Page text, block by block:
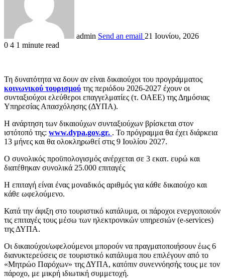
admin Send an email 21 Ιουνίου, 2026
0 4 1 minute read
Τη δυνατότητα να δουν αν είναι δικαιούχοι του προγράμματος
κοινωνικού τουρισμού της περιόδου 2026-2027 έχουν οι
συνταξιούχοι ελεύθεροι επαγγελματίες (τ. ΟΑΕΕ) της Δημόσιας
Υπηρεσίας Απασχόλησης (ΔΥΠΑ).
Η ανάρτηση των δικαιούχων συνταξιούχων βρίσκεται στον
ιστότοπό της: www.dypa.gov.gr. . Το πρόγραμμα θα έχει διάρκεια
13 μήνες και θα ολοκληρωθεί στις 9 Ιουλίου 2027.
Ο συνολικός προϋπολογισμός ανέρχεται σε 3 εκατ. ευρώ και
διατέθηκαν συνολικά 25.000 επιταγές
Η επιταγή είναι ένας μοναδικός αριθμός για κάθε δικαιούχο και
κάθε ωφελούμενο.
Κατά την άφιξη στο τουριστικό κατάλυμα, οι πάροχοι ενεργοποιούν
τις επιταγές τους μέσω των ηλεκτρονικών υπηρεσιών (e-services)
της ΔΥΠΑ.
Οι δικαιούχοι/ωφελούμενοι μπορούν να πραγματοποιήσουν έως 6
διανυκτερεύσεις σε τουριστικό κατάλυμα που επιλέγουν από το
«Μητρώο Παρόχων» της ΔΥΠΑ, κατόπιν συνεννόησής τους με τον
πάροχο, με μικρή ιδιωτική συμμετοχή.